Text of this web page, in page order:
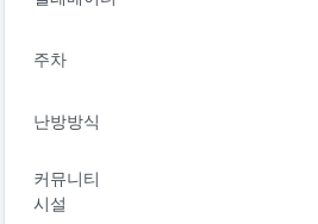
주차
난방방식
커뮤니티
시설